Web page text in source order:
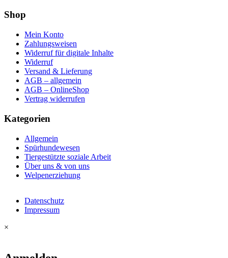
Shop
Mein Konto
Zahlungsweisen
Widerruf für digitale Inhalte
Widerruf
Versand & Lieferung
AGB – allgemein
AGB – OnlineShop
Vertrag widerrufen
Kategorien
Allgemein
Spürhundewesen
Tiergestützte soziale Arbeit
Über uns & von uns
Welpenerziehung
Datenschutz
Impressum
×